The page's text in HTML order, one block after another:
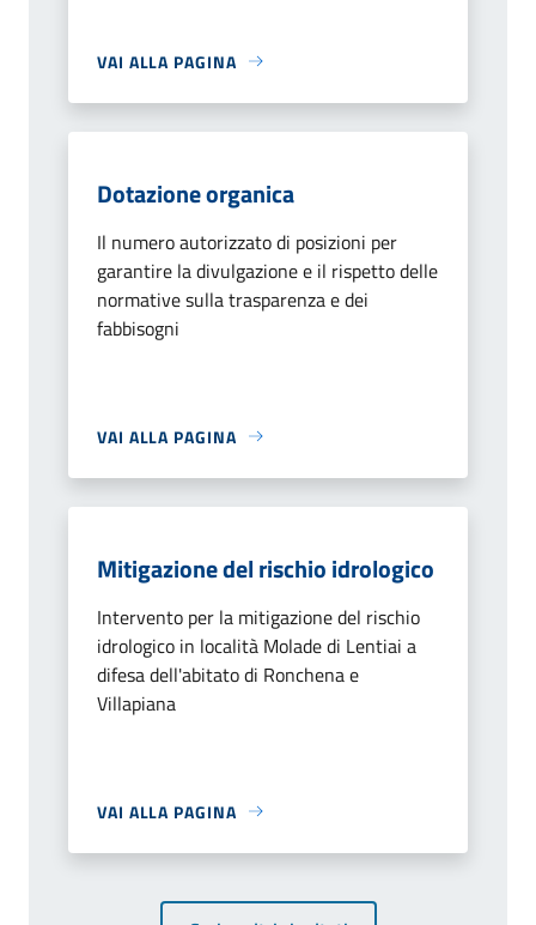
VAI ALLA PAGINA
Dotazione organica
Il numero autorizzato di posizioni per
garantire la divulgazione e il rispetto delle
normative sulla trasparenza e dei
fabbisogni
VAI ALLA PAGINA
Mitigazione del rischio idrologico
Intervento per la mitigazione del rischio
idrologico in località Molade di Lentiai a
difesa dell'abitato di Ronchena e
Villapiana
VAI ALLA PAGINA